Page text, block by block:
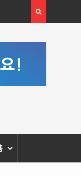
독, Ai 기술에 체온을 더하
스티벌’ 성황리에 막 내려